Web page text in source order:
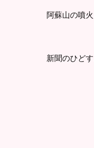
阿蘇山の噴火
新聞のひど